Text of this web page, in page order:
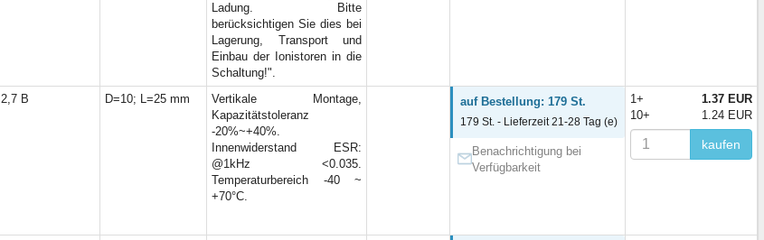
Ladung. Bitte
berücksichtigen Sie dies bei
Lagerung, Transport und
Einbau der Ionistoren in die
Schaltung!".
2,7 В D=10; L=25 mm
Vertikale Montage,
Kapazitätstoleranz
-20%~+40%.
Innenwiderstand ESR:
@1kHz <0.035.
Temperaturbereich -40 ~
+70°C.
auf Bestellung: 179 St.
179 St. - Lieferzeit 21-28 Tag (e)
Benachrichtigung bei
Verfügbarkeit
1+
1.37 EUR
10+
1.24 EUR
kaufen